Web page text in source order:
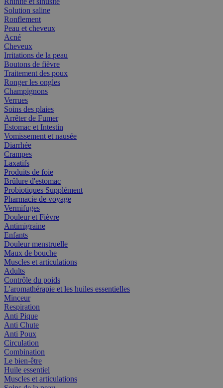
Solution saline
Ronflement
Peau et cheveux
Acné
Cheveux
Irritations de la peau
Boutons de fièvre
Traitement des poux
Ronger les ongles
Champignons
Verrues
Soins des plaies
Arrêter de Fumer
Estomac et Intestin
Vomissement et nausée
Diarrhée
Crampes
Laxatifs
Produits de foie
Brûlure d'estomac
Probiotiques Supplément
Pharmacie de voyage
Vermifuges
Douleur et Fièvre
Antimigraine
Enfants
Douleur menstruelle
Maux de bouche
Muscles et articulations
Adults
Contrôle du poids
L'aromathérapie et les huiles essentielles
Minceur
Respiration
Anti Pique
Anti Chute
Anti Poux
Circulation
Combination
Le bien-être
Huile essentiel
Muscles et articulations